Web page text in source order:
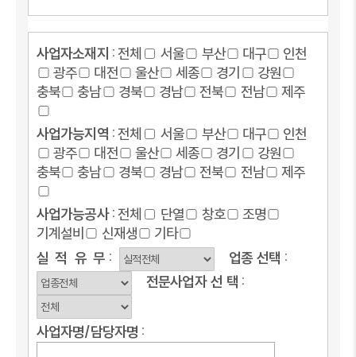
사업자소재지 :전체 서울 부산 대구
인천
광주
대전 울산 세종 경기
강원
충북
충남 경북 경남 전북 전남 제주
사업가능지역 :전체 서울 부산 대구
인천
광주
대전 울산 세종 경기
강원
충북
충남 경북 경남 전북 전남 제주
사업가능공사 :전체 단열 창호
조명
기계설비
신재생
기타
실 적 유 무 : 업종 선택 :
전문사업자 선 택 :
사업자명/담당자명 :